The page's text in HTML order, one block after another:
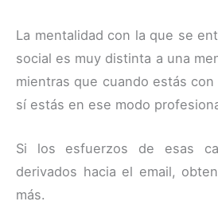
La mentalidad con la que se
social es muy distinta a una
mientras que cuando estás
sí estás en ese modo
Si los esfuerzos de esas
derivados hacia el email,
más.